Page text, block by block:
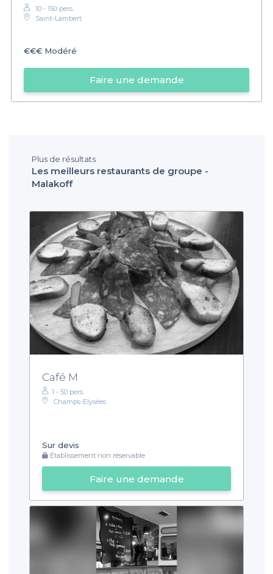
10 - 150 pers.
Saint-Lambert
€€€ Modéré
Faire une demande
Plus de résultats
Les meilleurs restaurants de groupe -
Malakoff
Café M
1 - 50 pers.
Champs-Elysées
Sur devis
Établissement non réservable
Faire une demande